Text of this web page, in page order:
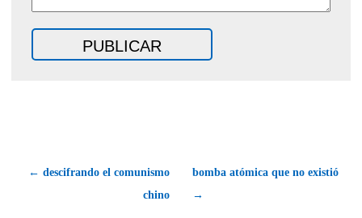
← descifrando el comunismo
chino
bomba atómica que no existió
→